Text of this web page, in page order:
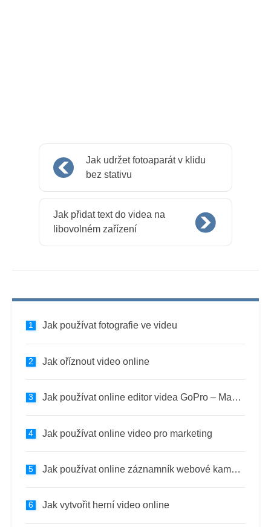
Jak udržet fotoaparát v klidu
bez stativu
Jak přidat text do videa na
libovolném zařízení
Jak používat fotografie ve videu
Jak oříznout video online
Jak používat online editor videa GoPro – Mac a PC
Jak používat online video pro marketing
Jak používat online záznamník webové kamery Clipchamp
Jak vytvořit herní video online